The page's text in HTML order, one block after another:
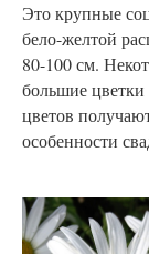
Это крупные
бело-желтой
80-100 см.
большие
цветов
особенности